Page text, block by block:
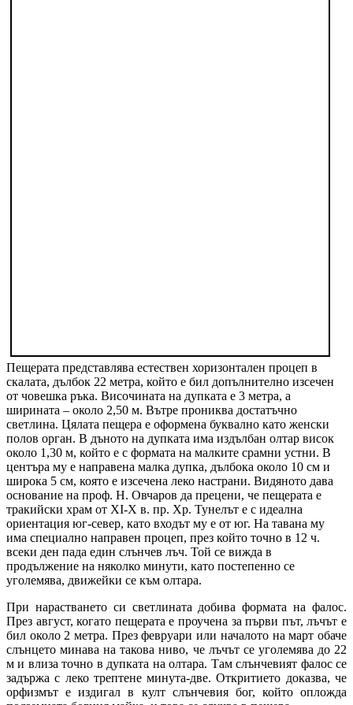
Пещерата представлява естествен хоризонтален процеп в
скалата, дълбок 22 метра, който е бил допълнително изсечен
от човешка ръка. Височината на дупката е 3 метра, а
ширината – около 2,50 м. Вътре прониква достатъчно
светлина. Цялата пещера е оформена буквално като женски
полов орган. В дъното на дупката има издълбан олтар висок
около 1,30 м, който е с формата на малките срамни устни. В
центъра му е направена малка дупка, дълбока около 10 см и
широка 5 см, която е изсечена леко настрани. Видяното дава
основание на проф. Н. Овчаров да прецени, че пещерата е
тракийски храм от ХI-Х в. пр. Хр. Тунелът е с идеална
ориентация юг-север, като входът му е от юг. На тавана му
има специално направен процеп, през който точно в 12 ч.
всеки ден пада един слънчев лъч. Той се вижда в
продължение на няколко минути, като постепенно се
уголемява, движейки се към олтара.
При нарастването си светлината добива формата на фалос.
През август, когато пещерата е проучена за първи път, лъчът е
бил около 2 метра. През февруари или началото на март обаче
слънцето минава на такова ниво, че лъчът се уголемява до 22
м и влиза точно в дупката на олтара. Там слънчевият фалос се
задържа с леко трептене минута-две. Откритието доказва, че
орфизмът е издигал в култ слънчевия бог, който опложда